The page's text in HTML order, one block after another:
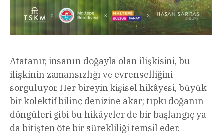
Atatanır, insanın doğayla olan ilişkisini, bu
ilişkinin zamansızlığı ve evrenselliğini
sorguluyor. Her bireyin kişisel hikâyesi, büyük
bir kolektif bilinç denizine akar; tıpkı doğanın
döngüleri gibi bu hikâyeler de bir başlangıç ya
da bitişten öte bir sürekliliği temsil eder.